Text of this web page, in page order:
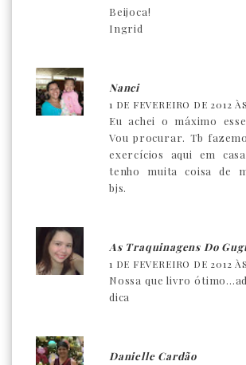
Beijoca!
Ingrid
Nanci
1 DE FEVEREIRO DE 2012
Eu achei o máximo
Vou procurar. Tb
exercícios aqui em
tenho muita coisa de
bjs.
As Traquinagens Do
1 DE FEVEREIRO DE 2012
Nossa que livro
dica
Danielle Cardão